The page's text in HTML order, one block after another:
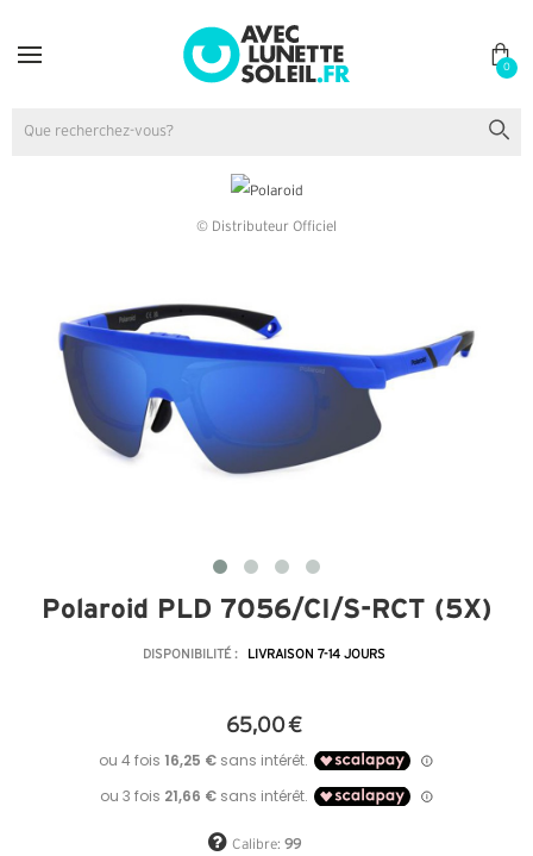
0
© Distributeur Officiel
Polaroid PLD 7056/CI/S-RCT (5X)
DISPONIBILITÉ : LIVRAISON 7-14 JOURS
65,00 €
Calibre: 99